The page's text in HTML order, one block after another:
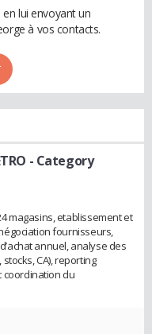
lui envoyant un
à vos contacts.
- Category
magasins, etablissement et
fournisseurs,
annuel, analyse des
CA), reporting
coordination du